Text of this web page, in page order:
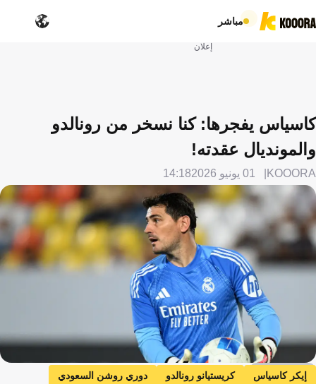
مباشر
إعلان
كاسياس يفجرها: كنا نسخر من رونالدو
والمونديال عقدته!
KOOORA 01 يونيو 2026 14:18
Getty Images
إيكر كاسياس كريستيانو رونالدو
دوري روشن السعودي